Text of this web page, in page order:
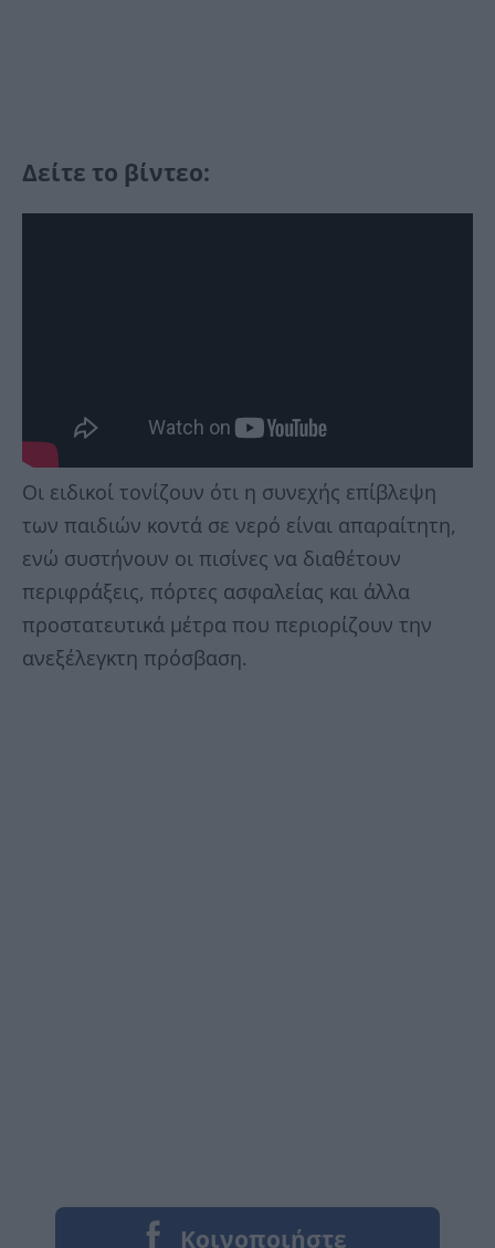
Δείτε το βίντεο:
Οι ειδικοί τονίζουν ότι η συνεχής επίβλεψη
των παιδιών κοντά σε νερό είναι απαραίτητη,
ενώ συστήνουν οι πισίνες να διαθέτουν
περιφράξεις, πόρτες ασφαλείας και άλλα
προστατευτικά μέτρα που περιορίζουν την
ανεξέλεγκτη πρόσβαση.